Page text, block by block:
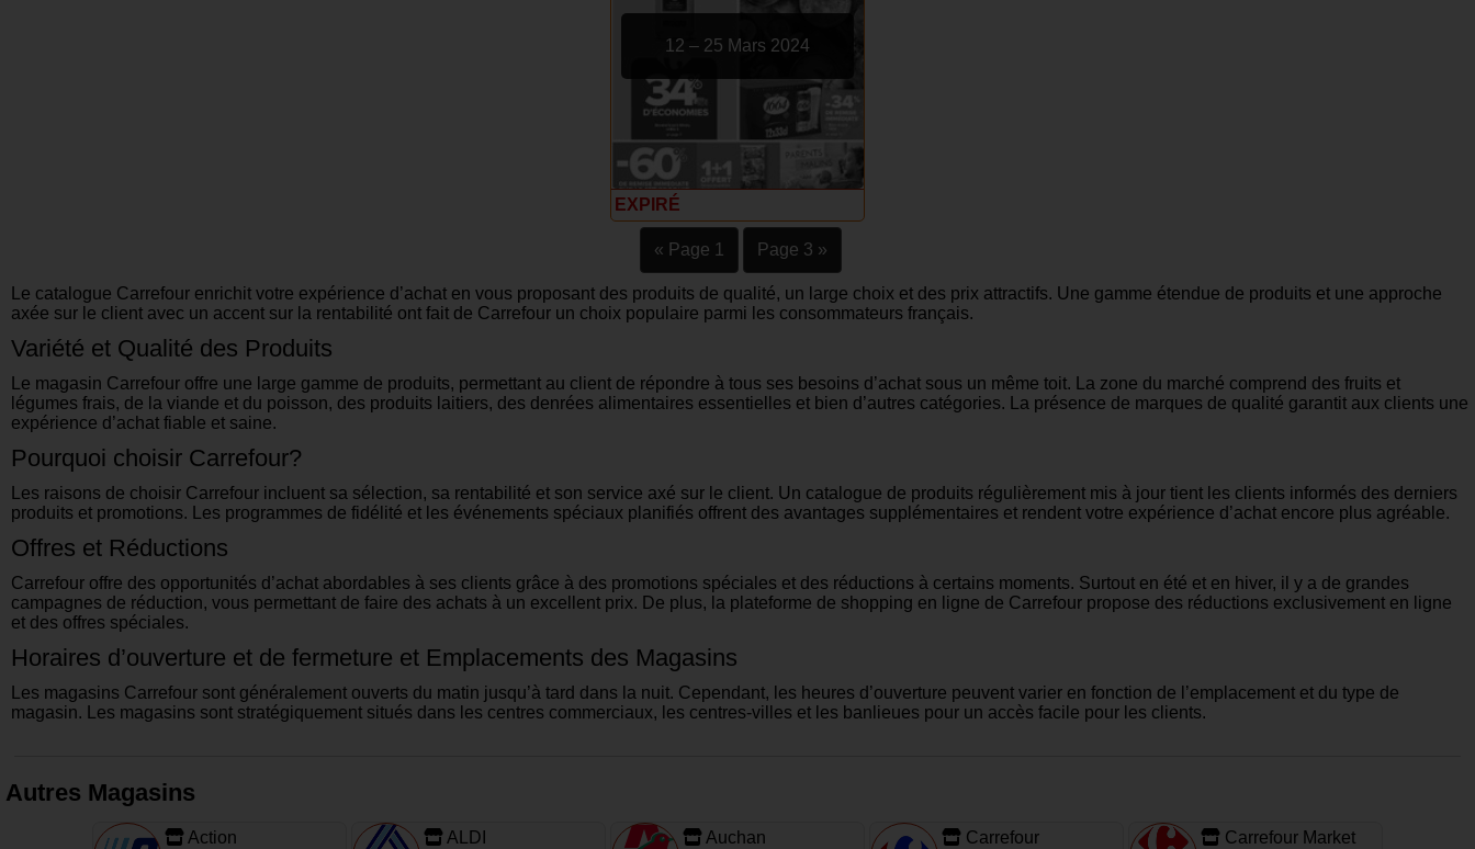
12 – 25 Mars 2024
EXPIRÉ
« Page 1 Page 3 »
Le catalogue Carrefour enrichit votre expérience d’achat en vous proposant des produits de qualité, un large choix et des prix attractifs. Une gamme étendue de produits et une approche
axée sur le client avec un accent sur la rentabilité ont fait de Carrefour un choix populaire parmi les consommateurs français.
Variété et Qualité des Produits
Le magasin Carrefour offre une large gamme de produits, permettant au client de répondre à tous ses besoins d’achat sous un même toit. La zone du marché comprend des fruits et
légumes frais, de la viande et du poisson, des produits laitiers, des denrées alimentaires essentielles et bien d’autres catégories. La présence de marques de qualité garantit aux clients une
expérience d’achat fiable et saine.
Pourquoi choisir Carrefour?
Les raisons de choisir Carrefour incluent sa sélection, sa rentabilité et son service axé sur le client. Un catalogue de produits régulièrement mis à jour tient les clients informés des derniers
produits et promotions. Les programmes de fidélité et les événements spéciaux planifiés offrent des avantages supplémentaires et rendent votre expérience d’achat encore plus agréable.
Offres et Réductions
Carrefour offre des opportunités d’achat abordables à ses clients grâce à des promotions spéciales et des réductions à certains moments. Surtout en été et en hiver, il y a de grandes
campagnes de réduction, vous permettant de faire des achats à un excellent prix. De plus, la plateforme de shopping en ligne de Carrefour propose des réductions exclusivement en ligne
et des offres spéciales.
Horaires d’ouverture et de fermeture et Emplacements des Magasins
Les magasins Carrefour sont généralement ouverts du matin jusqu’à tard dans la nuit. Cependant, les heures d’ouverture peuvent varier en fonction de l’emplacement et du type de
magasin. Les magasins sont stratégiquement situés dans les centres commerciaux, les centres-villes et les banlieues pour un accès facile pour les clients.
Autres Magasins
Action ALDI Auchan Carrefour Carrefour Market